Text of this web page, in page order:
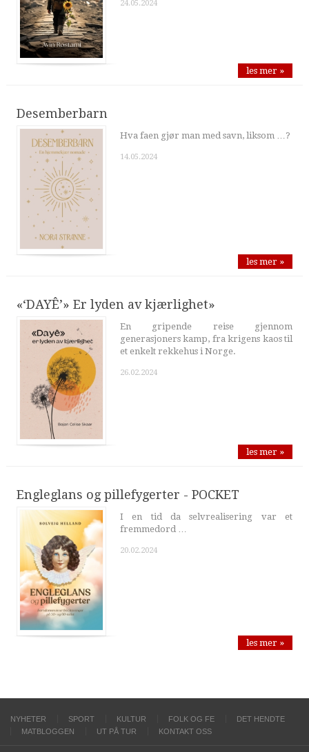
24.05.2024
les mer »
Desemberbarn
Hva faen gjør man med savn, liksom …?
14.05.2024
les mer »
«‘DAYÊ’» Er lyden av kjærlighet»
En gripende reise gjennom
generasjoners kamp, fra krigens kaos til
et enkelt rekkehus i Norge.
26.02.2024
les mer »
Engleglans og pillefygerter - POCKET
I en tid da selvrealisering var et
fremmedord …
20.02.2024
les mer »
NYHETER SPORT KULTUR FOLK OG FE
DET HENDTE
MATBLOGGEN
UT PÅ TUR KONTAKT OSS